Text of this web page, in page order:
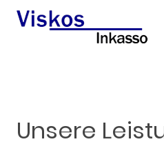
Unsere